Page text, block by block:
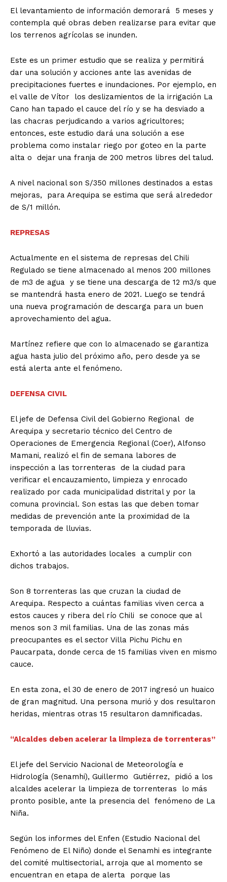
El levantamiento de información demorará 5 meses y
contempla qué obras deben realizarse para evitar que
los terrenos agrícolas se inunden.
Este es un primer estudio que se realiza y permitirá
dar una solución y acciones ante las avenidas de
precipitaciones fuertes e inundaciones. Por ejemplo, en
el valle de Vítor los deslizamientos de la irrigación La
Cano han tapado el cauce del río y se ha desviado a
las chacras perjudicando a varios agricultores;
entonces, este estudio dará una solución a ese
problema como instalar riego por goteo en la parte
alta o dejar una franja de 200 metros libres del talud.
A nivel nacional son S/350 millones destinados a estas
mejoras, para Arequipa se estima que será alrededor
de S/1 millón.
REPRESAS
Actualmente en el sistema de represas del Chili
Regulado se tiene almacenado al menos 200 millones
de m3 de agua y se tiene una descarga de 12 m3/s que
se mantendrá hasta enero de 2021. Luego se tendrá
una nueva programación de descarga para un buen
aprovechamiento del agua.
Martínez refiere que con lo almacenado se garantiza
agua hasta julio del próximo año, pero desde ya se
está alerta ante el fenómeno.
DEFENSA CIVIL
El jefe de Defensa Civil del Gobierno Regional de
Arequipa y secretario técnico del Centro de
Operaciones de Emergencia Regional (Coer), Alfonso
Mamani, realizó el fin de semana labores de
inspección a las torrenteras de la ciudad para
verificar el encauzamiento, limpieza y enrocado
realizado por cada municipalidad distrital y por la
comuna provincial. Son estas las que deben tomar
medidas de prevención ante la proximidad de la
temporada de lluvias.
Exhortó a las autoridades locales a cumplir con
dichos trabajos.
Son 8 torrenteras las que cruzan la ciudad de
Arequipa. Respecto a cuántas familias viven cerca a
estos cauces y ribera del río Chili se conoce que al
menos son 3 mil familias. Una de las zonas más
preocupantes es el sector Villa Pichu Pichu en
Paucarpata, donde cerca de 15 familias viven en mismo
cauce.
En esta zona, el 30 de enero de 2017 ingresó un huaico
de gran magnitud. Una persona murió y dos resultaron
heridas, mientras otras 15 resultaron damnificadas.
“Alcaldes deben acelerar la limpieza de torrenteras”
El jefe del Servicio Nacional de Meteorología e
Hidrología (Senamhi), Guillermo Gutiérrez, pidió a los
alcaldes acelerar la limpieza de torrenteras lo más
pronto posible, ante la presencia del fenómeno de La
Niña.
Según los informes del Enfen (Estudio Nacional del
Fenómeno de El Niño) donde el Senamhi es integrante
del comité multisectorial, arroja que al momento se
encuentran en etapa de alerta porque las